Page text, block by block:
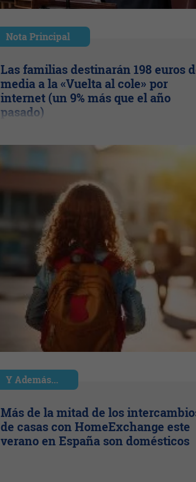
Nota Principal
Las familias destinarán 198 euros
media a la «Vuelta al cole» por
internet (un 9% más que el año
pasado)
Y Además...
Más de la mitad de los
de casas con HomeExchange este
verano en España son domésticos